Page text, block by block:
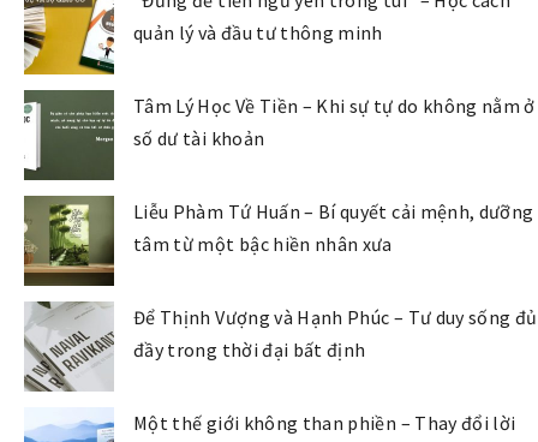
quản lý và đầu tư thông minh
Tâm Lý Học Về Tiền – Khi sự tự do không nằm ở
số dư tài khoản
Liễu Phàm Tứ Huấn – Bí quyết cải mệnh, dưỡng
tâm từ một bậc hiền nhân xưa
Để Thịnh Vượng và Hạnh Phúc – Tư duy sống đủ
đầy trong thời đại bất định
Một thế giới không than phiền – Thay đổi lời